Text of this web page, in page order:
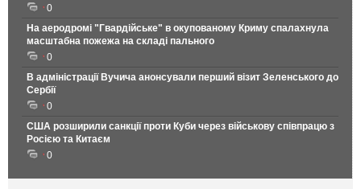
0
На аеродромі "Гвардійське" в окупованому Криму спалахнула
масштабна пожежа на складі пального
0
В адміністрації Вучича анонсували перший візит Зеленського до
Сербії
0
США розширили санкції проти Куби через військову співпрацю з
Росією та Китаєм
0